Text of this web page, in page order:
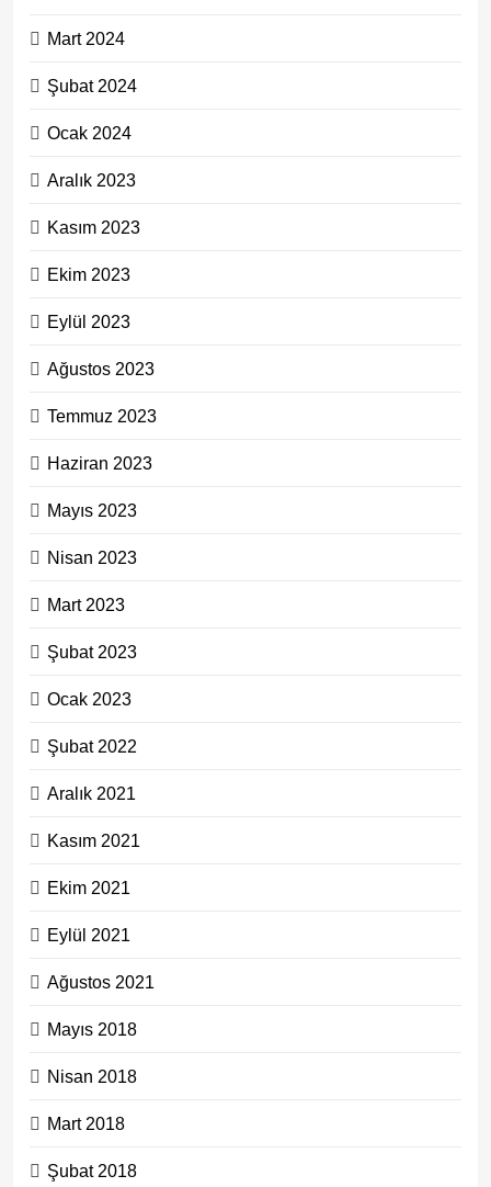
Mart 2024
Şubat 2024
Ocak 2024
Aralık 2023
Kasım 2023
Ekim 2023
Eylül 2023
Ağustos 2023
Temmuz 2023
Haziran 2023
Mayıs 2023
Nisan 2023
Mart 2023
Şubat 2023
Ocak 2023
Şubat 2022
Aralık 2021
Kasım 2021
Ekim 2021
Eylül 2021
Ağustos 2021
Mayıs 2018
Nisan 2018
Mart 2018
Şubat 2018